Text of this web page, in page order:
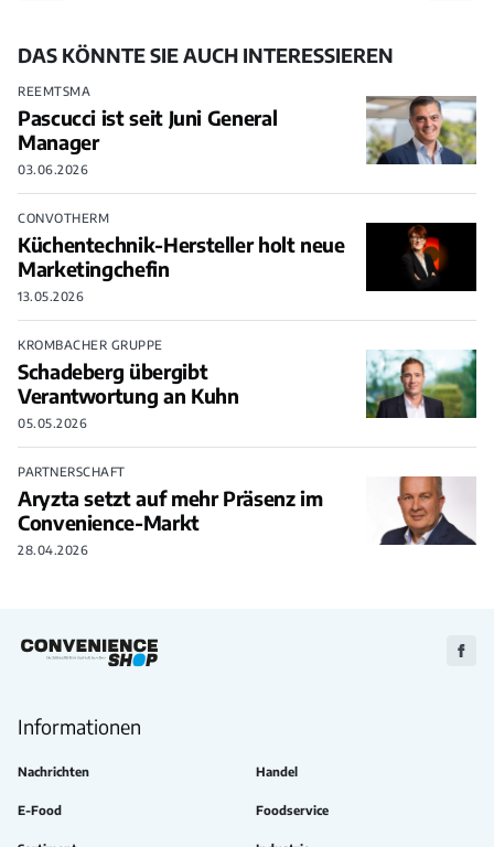
DAS KÖNNTE SIE AUCH INTERESSIEREN
REEMTSMA
Pascucci ist seit Juni General
Manager
03.06.2026
CONVOTHERM
Küchentechnik-Hersteller holt neue
Marketingchefin
13.05.2026
KROMBACHER GRUPPE
Schadeberg übergibt
Verantwortung an Kuhn
05.05.2026
PARTNERSCHAFT
Aryzta setzt auf mehr Präsenz im
Convenience-Markt
28.04.2026
Zu
Informationen
Nachrichten Handel
E-Food Foodservice